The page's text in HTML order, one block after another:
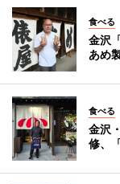
食べる
金沢
あめ
食べる
金沢
修、